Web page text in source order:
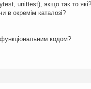
unittest), якщо так то які?
в окремім каталозі?
кодом?